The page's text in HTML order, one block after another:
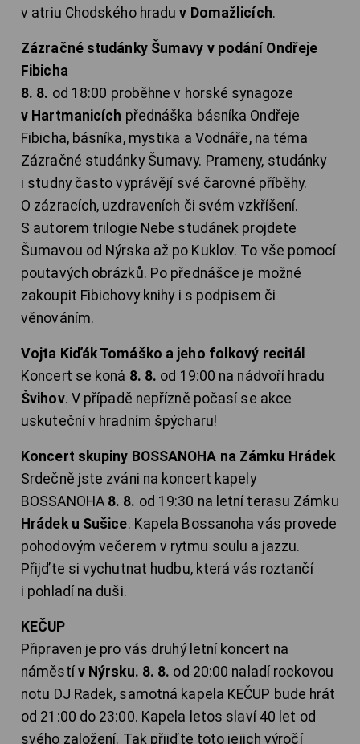
v atriu Chodského hraduv Domažlicích.
Zázračné studánky Šumavy v podání Ondřeje
Fibicha
8. 8. od 18:00 proběhne v horské synagoze
v Hartmanicích přednáška básníka Ondřeje
Fibicha, básníka, mystika a Vodnáře, na téma
Zázračné studánky Šumavy. Prameny, studánky
i studny často vyprávějí své čarovné příběhy.
O zázracích, uzdraveních či svém vzkříšení.
S autorem trilogie Nebe studánek projdete
Šumavou od Nýrska až po Kuklov. To vše pomocí
poutavých obrázků. Po přednášce je možné
zakoupit Fibichovy knihy i s podpisem či
věnováním.
Vojta Kiďák Tomáško a jeho folkový recitál
Koncert se koná 8. 8. od 19:00 na nádvoří hradu
Švihov. V případě nepřízně počasí se akce
uskuteční v hradním špýcharu!
Koncert skupiny BOSSANOHA na Zámku Hrádek
Srdečně jste zváni na koncert kapely
BOSSANOHA 8. 8. od 19:30 na letní terasu Zámku
Hrádek u Sušice. Kapela Bossanoha vás provede
pohodovým večerem v rytmu soulu a jazzu.
Přijďte si vychutnat hudbu, která vás roztančí
i pohladí na duši.
KEČUP
Připraven je pro vás druhý letní koncert na
náměstí v Nýrsku. 8. 8. od 20:00 naladí rockovou
notu DJ Radek, samotná kapela KEČUP bude hrát
od 21:00 do 23:00. Kapela letos slaví 40 let od
svého založení. Tak přijďte toto jejich výročí